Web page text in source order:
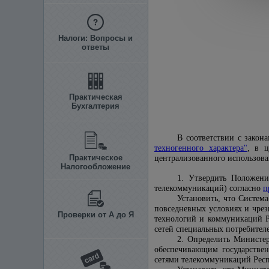
Налоги: Вопросы и
ответы
Практическая
Бухгалтерия
Практическое
Налогообложение
Проверки от А до Я
В соответствии с
техногенного характера", в
централизованного
1. Утвердить
телекоммуникаций) согласно
Установить, что
повседневных условиях и
технологий и коммуникаций
сетей специальных
2. Определить
обеспечивающим
сетями телекоммуникаций